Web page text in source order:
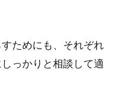
ョンで暮らす！分譲と
いとは？
ョンは、夫婦と子ども1～2
ためにも、それぞれ
っかりと相談して適